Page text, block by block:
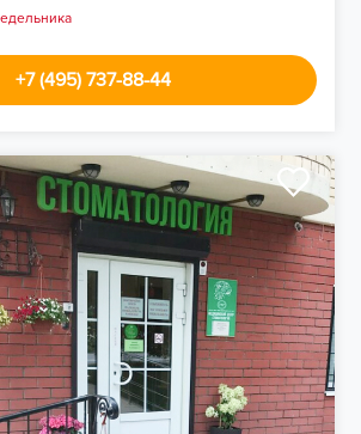
+7 (495) 737-88-44